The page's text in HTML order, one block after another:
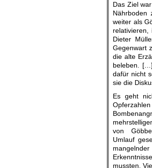
Das Ziel
Nährboden
weiter als
Dieter
Gegenwart
die alte
beleben.
dafür nicht
sie die
Es geht
von
Umlauf
mussten.